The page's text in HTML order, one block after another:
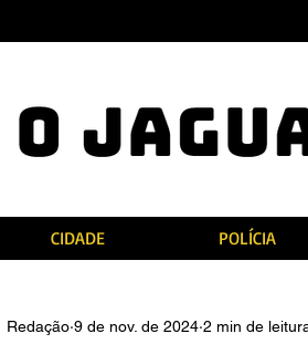
CIDADE POLÍCIA
Redação 9 de nov. de 2024 2 min de